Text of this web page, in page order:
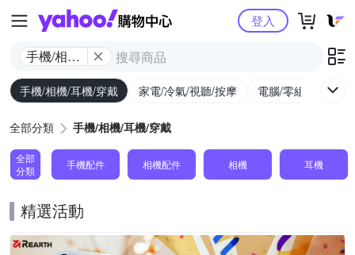
Yahoo購物中心
手機/相機/
耳機/穿戴
登入
手機/相機/耳機/穿戴 家電/冷氣/視聽/按摩 電腦/零組件/週邊/
全部分類 手機/相機/耳機/穿戴
全部
分類
手機配件 相機配件 相機 耳機
精選活動